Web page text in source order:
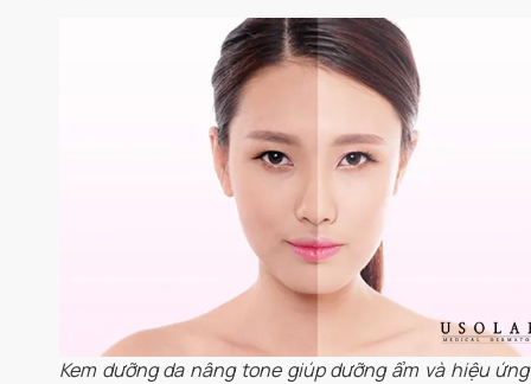
Kem dưỡng da nâng tone giúp dưỡng ẩm và hiệu